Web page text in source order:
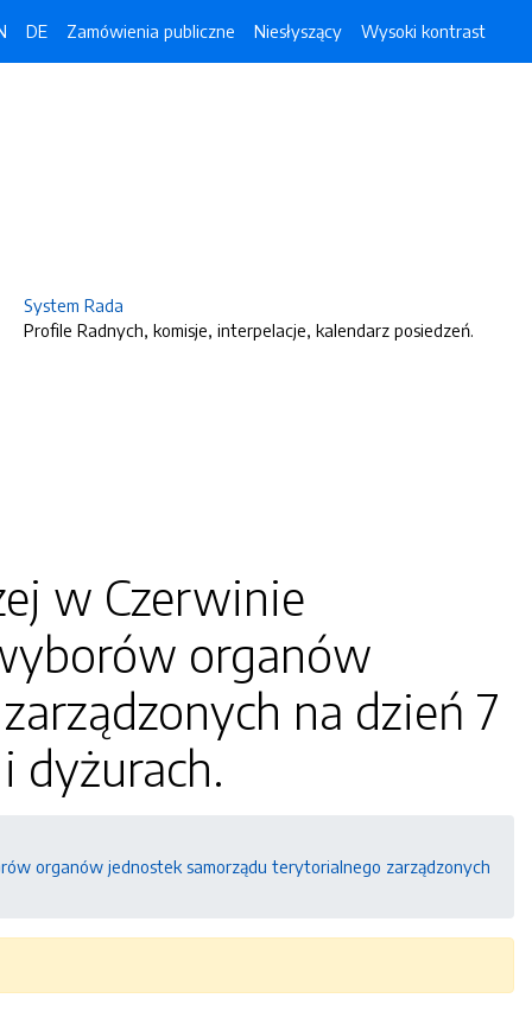
DE Zamówienia publiczne Niesłyszący Wysoki kontrast
System Rada
Profile Radnych, komisje, interpelacje, kalendarz posiedzeń.
w Czerwinie
organów
na dzień 7
dyżurach.
organów jednostek samorządu terytorialnego zarządzonych